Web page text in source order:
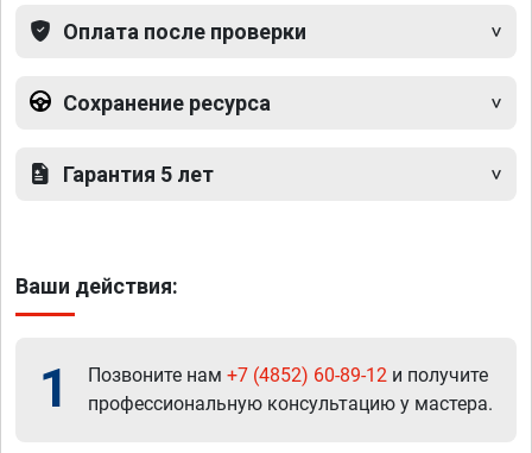
Оплата после проверки
Сохранение ресурса
Гарантия 5 лет
Ваши действия:
1 Позвоните нам +7 (4852) 60-89-12 и получите
профессиональную консультацию у мастера.